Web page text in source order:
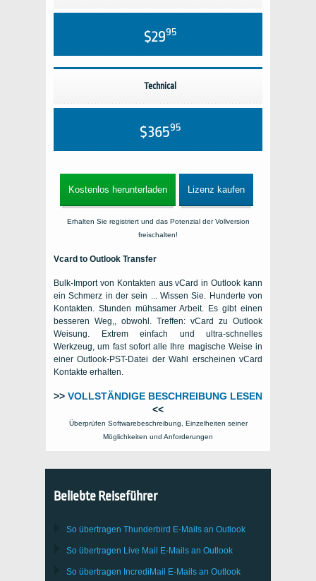
$2995
Technical
$36595
Kostenlos herunterladen Lizenz kaufen
Erhalten Sie registriert und das Potenzial der Vollversion
freischalten!
Vcard to Outlook Transfer
Bulk-Import von Kontakten aus vCard in Outlook kann
ein Schmerz in der sein ... Wissen Sie. Hunderte von
Kontakten. Stunden mühsamer Arbeit. Es gibt einen
besseren Weg,, obwohl. Treffen: vCard zu Outlook
Weisung. Extrem einfach und ultra-schnelles
Werkzeug, um fast sofort alle Ihre magische Weise in
einer Outlook-PST-Datei der Wahl erscheinen vCard
Kontakte erhalten.
>> VOLLSTÄNDIGE BESCHREIBUNG LESEN
<<
Überprüfen Softwarebeschreibung, Einzelheiten seiner
Möglichkeiten und Anforderungen
Beliebte Reiseführer
So übertragen Thunderbird E-Mails an Outlook
So übertragen Live Mail E-Mails an Outlook
So übertragen IncrediMail E-Mails an Outlook